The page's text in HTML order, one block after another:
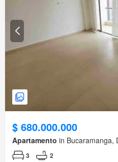
$ 680.000.000
Apartamento in Bucaramanga,
3 2